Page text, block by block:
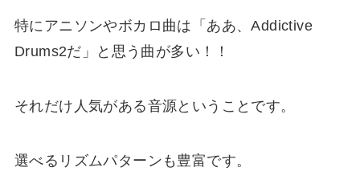
特に アニソンやボカロ曲は「ああ、Addictive
Drums2だ」と思う曲が多い！！
それだけ 人気がある音源ということです。
選べるリズムパターンも豊富です。